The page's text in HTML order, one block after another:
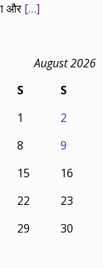
और[…]
August 2026
S
S
1
2
8
9
15
16
22
23
29
30